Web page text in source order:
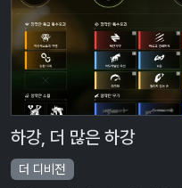
하강, 더 많은 하강
더 디비전